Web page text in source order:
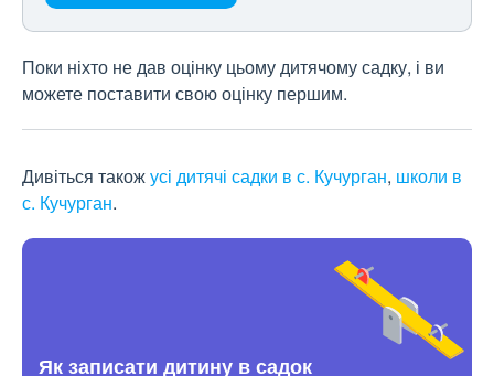
Поки ніхто не дав оцінку цьому дитячому садку, і ви
можете поставити свою оцінку першим.
Дивіться такожусі дитячі садки в с. Кучурган, школи в
с. Кучурган.
Як записати дитину в садок